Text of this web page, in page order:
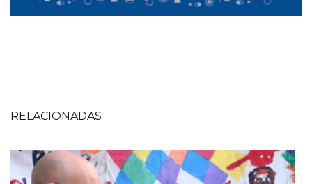
RELACIONADAS
Imagen